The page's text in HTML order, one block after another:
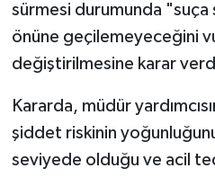
sürmesi durumunda "suça
önüne geçilemeyeceğini
değiştirilmesine karar
Kararda, müdür
şiddet riskinin
seviyede olduğu ve acil